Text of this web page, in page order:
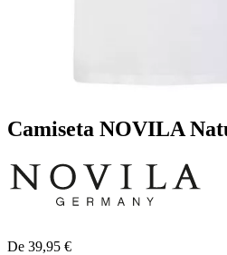
Camiseta NOVILA
De 39,95 €